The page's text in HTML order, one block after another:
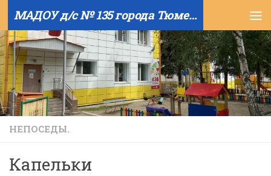
Skip to content МАДОУ д/с № 135 города Тюмени
НЕПОСЕДЫ.
Капельки